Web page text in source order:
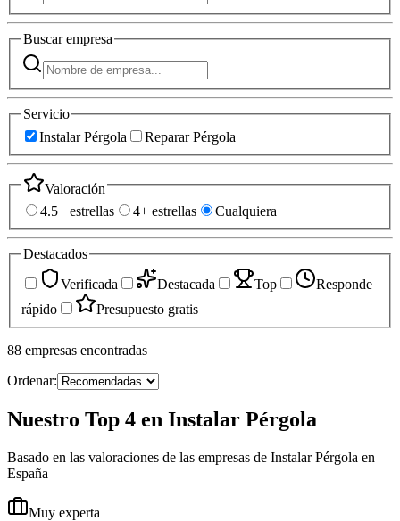
Buscarempresa
Servicio
Instalar Pérgola
Reparar Pérgola
Valoración
4.5+ estrellas
4+ estrellas Cualquiera
Destacados
Verificada
Destacada Top
Responde
rápido
Presupuesto gratis
88 empresas encontradas
Ordenar:
Nuestro Top 4 en Instalar Pérgola
Basado en las valoraciones de las empresas de Instalar Pérgola en
España
Muy experta